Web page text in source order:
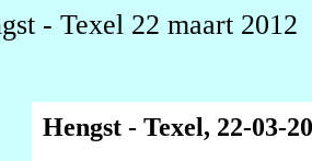
- Texel 22 maart 2012
Hengst - Texel, 22-03-